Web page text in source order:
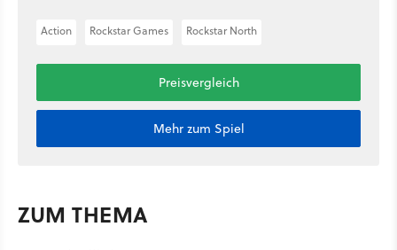
Action Rockstar Games Rockstar North
Preisvergleich
Mehr zum Spiel
ZUM THEMA